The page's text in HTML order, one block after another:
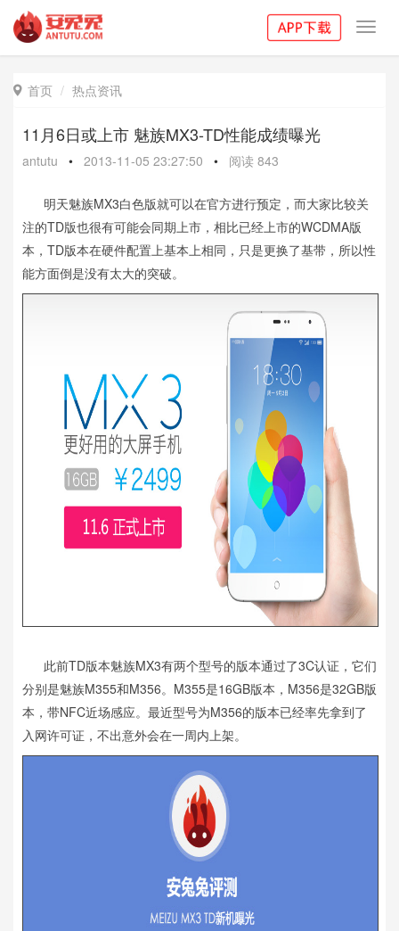
 首页 热点资讯
11月6日或上市 魅族MX3-TD性能成绩曝光
antutu • 2013-11-05 23:27:50 • 阅读 843
明天魅族MX3白色版就可以在官方进行预定，而大家比较关
注的TD版也很有可能会同期上市，相比已经上市的WCDMA版
本，TD版本在硬件配置上基本上相同，只是更换了基带，所以性
能方面倒是没有太大的突破。
此前TD版本魅族MX3有两个型号的版本通过了3C认证，它们
分别是魅族M355和M356。M355是16GB版本，M356是32GB版
本，带NFC近场感应。最近型号为M356的版本已经率先拿到了
入网许可证，不出意外会在一周内上架。